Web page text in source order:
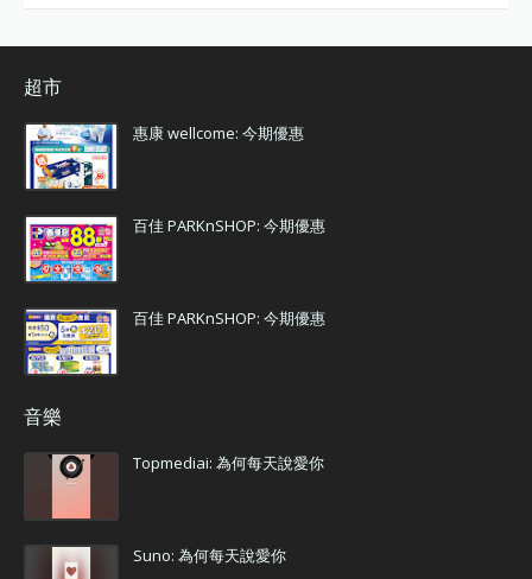
超市
惠康 wellcome: 今期優惠
百佳 PARKnSHOP: 今期優惠
百佳 PARKnSHOP: 今期優惠
音樂
Topmediai: 為何每天說愛你
Suno: 為何每天說愛你